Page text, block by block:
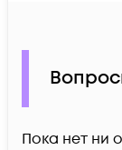
Пока нет ни